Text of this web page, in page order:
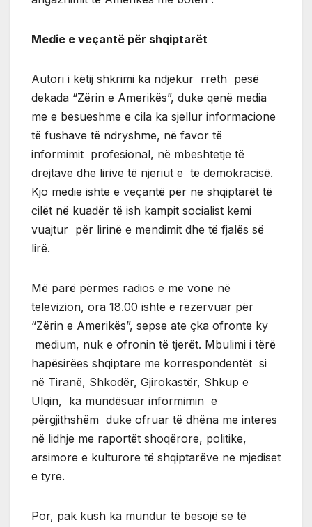
Medie e veçantë për shqiptarët
Autori i këtij shkrimi ka ndjekur rreth pesë
dekada “Zërin e Amerikës”, duke qenë media
me e besueshme e cila ka sjellur informacione
të fushave të ndryshme, në favor të
informimit profesional, në mbeshtetje të
drejtave dhe lirive të njeriut e të demokracisë.
Kjo medie ishte e veçantë për ne shqiptarët të
cilët në kuadër të ish kampit socialist kemi
vuajtur për lirinë e mendimit dhe të fjalës së
lirë.
Më parë përmes radios e më vonë në
televizion, ora 18.00 ishte e rezervuar për
“Zërin e Amerikës”, sepse ate çka ofronte ky
medium, nuk e ofronin të tjerët. Mbulimi i tërë
hapësirëes shqiptare me korrespondentët si
në Tiranë, Shkodër, Gjirokastër, Shkup e
Ulqin, ka mundësuar informimin e
përgjithshëm duke ofruar të dhëna me interes
në lidhje me raportët shoqërore, politike,
arsimore e kulturore të shqiptarëve ne mjediset
e tyre.
Por, pak kush ka mundur të besojë se të